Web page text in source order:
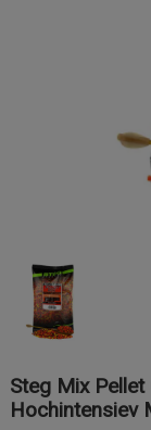
Steg Mix
Hochintensiev